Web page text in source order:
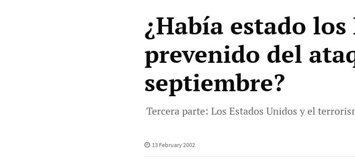
¿Había estado
prevenido del
septiembre?
Tercera parte: Los Estados Unidos y el
13 February 2002